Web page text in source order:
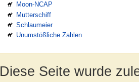
Moon-NCAP
Mutterschiff
Schlaumeier
Unumstößliche Zahlen
Diese Seite wurde